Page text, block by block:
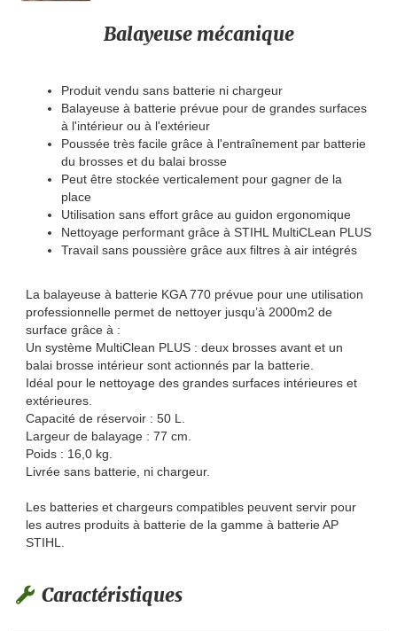
Balayeuse mécanique
Produit vendu sans batterie ni chargeur
Balayeuse à batterie prévue pour de grandes surfaces
à l'intérieur ou à l'extérieur
Poussée très facile grâce à l'entraînement par batterie
du brosses et du balai brosse
Peut être stockée verticalement pour gagner de la
place
Utilisation sans effort grâce au guidon ergonomique
Nettoyage performant grâce à STIHL MultiCLean PLUS
Travail sans poussière grâce aux filtres à air intégrés
La balayeuse à batterie KGA 770 prévue pour une utilisation
professionnelle permet de nettoyer jusqu’à 2000m2 de
surface grâce à :
Un système MultiClean PLUS : deux brosses avant et un
balai brosse intérieur sont actionnés par la batterie.
Idéal pour le nettoyage des grandes surfaces intérieures et
extérieures.
Capacité de réservoir : 50 L.
Largeur de balayage : 77 cm.
Poids : 16,0 kg.
Livrée sans batterie, ni chargeur.
Les batteries et chargeurs compatibles peuvent servir pour
les autres produits à batterie de la gamme à batterie AP
STIHL.
Caractéristiques